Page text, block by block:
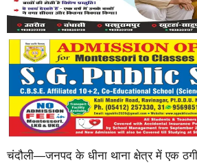
चंदौली—जनपद के धीना थाना क्षेत्र में एक